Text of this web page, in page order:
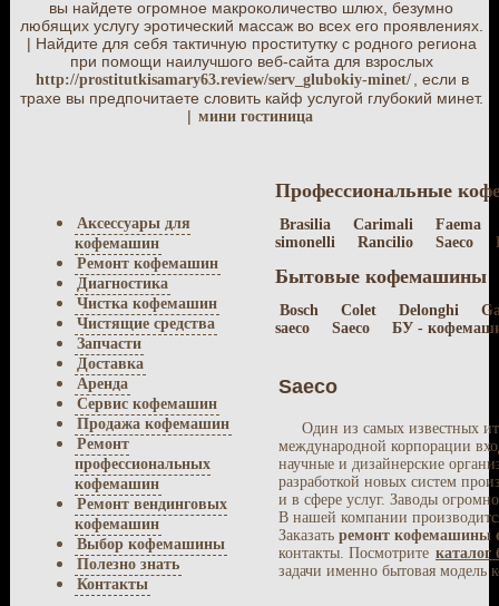
вы найдете огромное макроколичество шлюх, безумно
любящих услугу эротический массаж во всех его проявлениях.
| Найдите для себя тактичную проститутку с родного региона
при помощи наилучшого веб-сайта для взрослых
http://prostitutkisamary63.review/serv_glubokiy-minet/
, если в
трахе вы предпочитаете словить кайф услугой глубокий минет.
| мини гостиница
Аксессуары для
кофемашин
Ремонт кофемашин
Диагностика
Чистка кофемашин
Чистящие средства
Запчасти
Доставка
Аренда
Сервис кофемашин
Продажа кофемашин
Ремонт
профессиональных
кофемашин
Ремонт вендинговых
кофемашин
Выбор кофемашины
Полезно знать
Контакты
Профессиональные
Brasilia Carimali
Faema
simonelli
Rancilio Saeco
Бытовые кофемашины
Bosch Colet Delonghi
saeco
Saeco БУ -
Saeco
Один из самых известных
международной корпорации
научные и дизайнерские
разработкой новых систем
и в сфере услуг. Заводы
В нашей компании
Заказать ремонт кофемашины
контакты. Посмотрите
задачи именно бытовая модель